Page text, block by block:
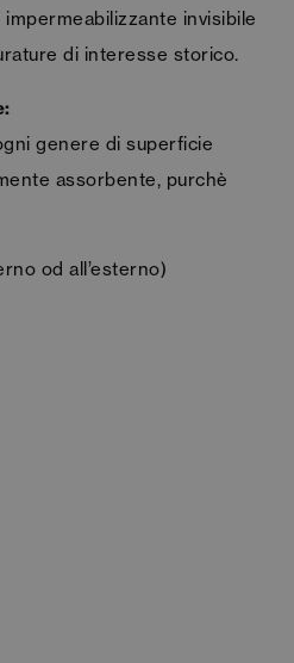
invisibile
di interesse storico.
genere di superficie
assorbente, purchè
od all’esterno)